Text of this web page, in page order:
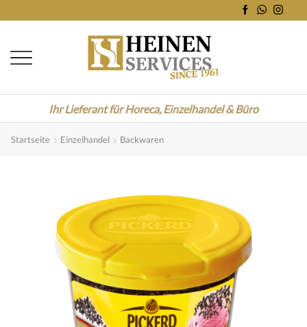
Ihr Lieferant für Horeca, Einzelhandel & Büro
Startseite Einzelhandel Backwaren